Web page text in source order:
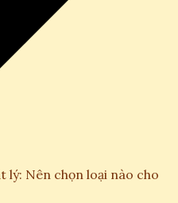
lý: Nên chọn loại nào cho